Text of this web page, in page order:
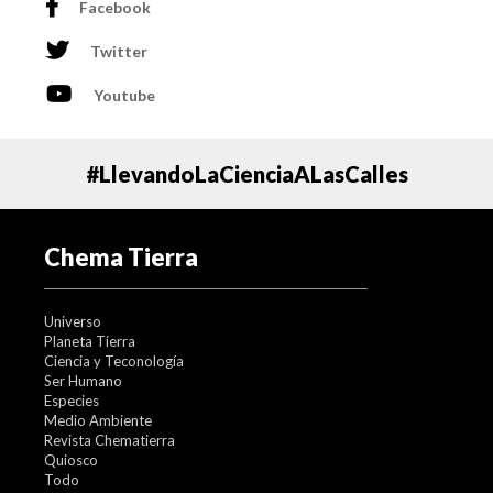
del concurso fotográfico 2024, donde podrás apreciar la
convocatoria.
Facebook
Twitter
Youtube
#LlevandoLaCienciaALasCalles
Chema Tierra
Universo
Planeta Tierra
Ciencia y Teconología
Ser Humano
Especies
Medio Ambiente
Revista Chematierra
Quiosco
Todo